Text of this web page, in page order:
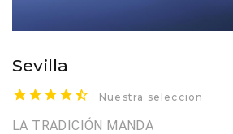
Sevilla
Nuestra seleccion
LA TRADICIÓN MANDA